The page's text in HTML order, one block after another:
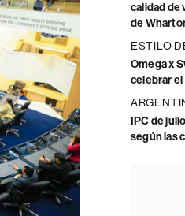
calidad de
de
ESTILO
Omega x
celebrar el
IPC de
según las